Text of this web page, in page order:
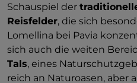
Schauspiel der
Reisfelder, die sich
Lomellina bei Pavia
sich auch die weiten
Tals, eines
reich an Naturoasen, aber